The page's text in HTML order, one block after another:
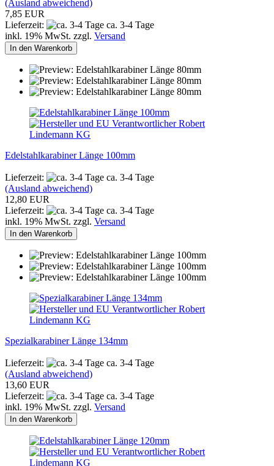
(Ausland abweichend)
7,85 EUR
Lieferzeit:
ca. 3-4 Tage
inkl. 19% MwSt. zzgl. Versand
In den Warenkorb
Edelstahlkarabiner Länge 100mm
Lieferzeit:
ca. 3-4 Tage
(Ausland abweichend)
12,80 EUR
Lieferzeit:
ca. 3-4 Tage
inkl. 19% MwSt. zzgl. Versand
In den Warenkorb
Spezialkarabiner Länge 134mm
Lieferzeit:
ca. 3-4 Tage
(Ausland abweichend)
13,60 EUR
Lieferzeit:
ca. 3-4 Tage
inkl. 19% MwSt. zzgl. Versand
In den Warenkorb